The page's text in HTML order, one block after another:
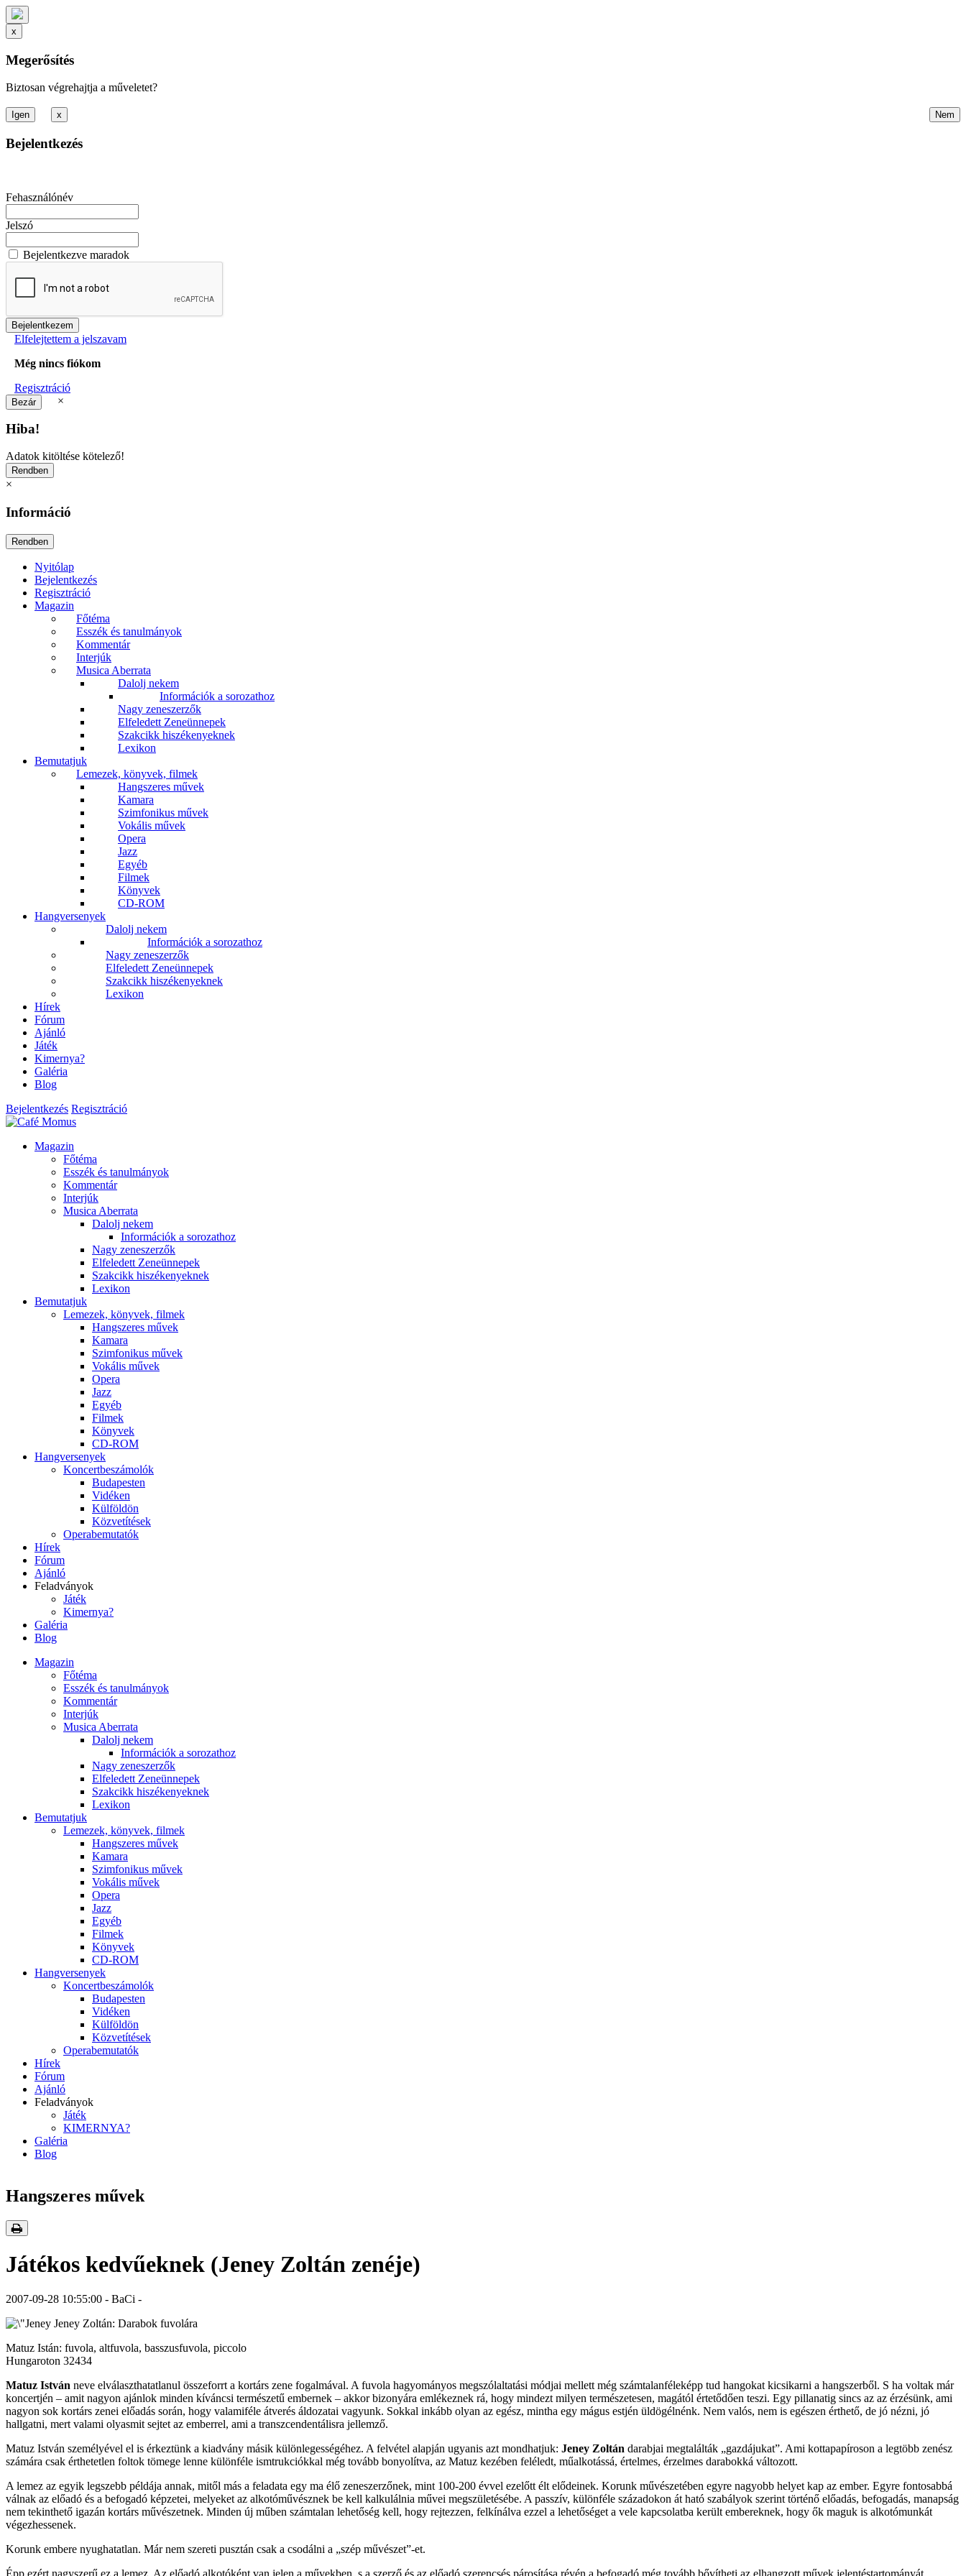
x
Megerősítés
Biztosan végrehajtja a műveletet?
x
Bejelentkezés
Fehasználónév
Jelszó
Bejelentkezve maradok
Elfelejtettem a jelszavam
Még nincs fiókom
Regisztráció
×
Hiba!
Adatok kitöltése kötelező!
×
Információ
Nyitólap
Bejelentkezés
Regisztráció
Magazin
Főtéma
Esszék és tanulmányok
Kommentár
Interjúk
Musica Aberrata
Dalolj nekem
Információk a sorozathoz
Nagy zeneszerzők
Elfeledett Zeneünnepek
Szakcikk hiszékenyeknek
Lexikon
Bemutatjuk
Lemezek, könyvek, filmek
Hangszeres művek
Kamara
Szimfonikus művek
Vokális művek
Opera
Jazz
Egyéb
Filmek
Könyvek
CD-ROM
Hangversenyek
Dalolj nekem
Információk a sorozathoz
Nagy zeneszerzők
Elfeledett Zeneünnepek
Szakcikk hiszékenyeknek
Lexikon
Hírek
Fórum
Ajánló
Játék
Kimernya?
Galéria
Blog
Bejelentkezés Regisztráció
Magazin
Főtéma
Esszék és tanulmányok
Kommentár
Interjúk
Musica Aberrata
Dalolj nekem
Információk a sorozathoz
Nagy zeneszerzők
Elfeledett Zeneünnepek
Szakcikk hiszékenyeknek
Lexikon
Bemutatjuk
Lemezek, könyvek, filmek
Hangszeres művek
Kamara
Szimfonikus művek
Vokális művek
Opera
Jazz
Egyéb
Filmek
Könyvek
CD-ROM
Hangversenyek
Koncertbeszámolók
Budapesten
Vidéken
Külföldön
Közvetítések
Operabemutatók
Hírek
Fórum
Ajánló
Feladványok
Játék
Kimernya?
Galéria
Blog
Magazin
Főtéma
Esszék és tanulmányok
Kommentár
Interjúk
Musica Aberrata
Dalolj nekem
Információk a sorozathoz
Nagy zeneszerzők
Elfeledett Zeneünnepek
Szakcikk hiszékenyeknek
Lexikon
Bemutatjuk
Lemezek, könyvek, filmek
Hangszeres művek
Kamara
Szimfonikus művek
Vokális művek
Opera
Jazz
Egyéb
Filmek
Könyvek
CD-ROM
Hangversenyek
Koncertbeszámolók
Budapesten
Vidéken
Külföldön
Közvetítések
Operabemutatók
Hírek
Fórum
Ajánló
Feladványok
Játék
KIMERNYA?
Galéria
Blog
Hangszeres művek
Játékos kedvűeknek (Jeney Zoltán zenéje)
2007-09-28 10:55:00 - BaCi -
Jeney Zoltán: Darabok fuvolára
Matuz Istán: fuvola, altfuvola, basszusfuvola, piccolo
Hungaroton 32434
Matuz István neve elválaszthatatlanul összeforrt a kortárs zene fogalmával. A fuvola hagyományos megszólaltatási módjai mellett még számtalanféleképp tud hangokat kicsikarni a hangszerből. S ha voltak már
koncertjén – amit nagyon ajánlok minden kíváncsi természetű embernek – akkor bizonyára emlékeznek rá, hogy mindezt milyen természetesen, magától értetődően teszi. Egy pillanatig sincs az az érzésünk, ami
nagyon sok kortárs zenei előadás során, hogy valamiféle átverés áldozatai vagyunk. Sokkal inkább olyan az egész, mintha egy mágus estjén üldögélnénk. Nem valós, nem is egészen érthető, de jó nézni, jó
hallgatni, mert valami olyasmit sejtet az emberrel, ami a transzcendentálisra jellemző.
Matuz István személyével el is érkeztünk a kiadvány másik különlegességéhez. A felvétel alapján ugyanis azt mondhatjuk: Jeney Zoltán darabjai megtalálták „gazdájukat”. Ami kottapapíroson a legtöbb zenész
számára csak érthetetlen foltok tömege lenne különféle ismtrukciókkal még tovább bonyolítva, az Matuz kezében feléledt, műalkotássá, értelmes, érzelmes darabokká változott.
A lemez az egyik legszebb példája annak, mitől más a feladata egy ma élő zeneszerzőnek, mint 100-200 évvel ezelőtt élt elődeinek. Korunk művészetében egyre nagyobb helyet kap az ember. Egyre fontosabbá
válnak az előadó és a befogadó képzetei, melyeket az alkotóművésznek be kell kalkulálnia művei megszületésébe. A passzív, különféle századokon át ható szabályok szerint történő előadás, befogadás, manapság
nem tekinthető igazán kortárs művészetnek. Minden új műben számtalan lehetőség kell, hogy rejtezzen, felkínálva ezzel a lehetőséget a vele kapcsolatba került embereknek, hogy ők maguk is alkotómunkát
végezhessenek.
Korunk embere nyughatatlan. Már nem szereti pusztán csak a csodálni a „szép művészet”-et.